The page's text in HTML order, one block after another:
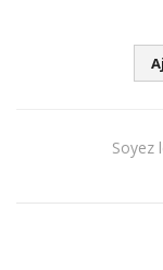
Soyez